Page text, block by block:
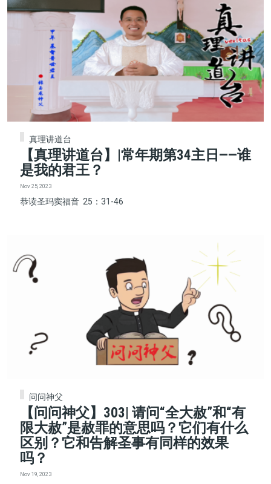
真理讲道台
【真理讲道台】|常年期第34主日——谁
是我的君王？
Nov 25, 2023
恭读圣玛窦福音 25：31-46
问问神父
【问问神父】303| 请问“全大赦”和“有
限大赦”是赦罪的意思吗？它们有什么
区别？它和告解圣事有同样的效果
吗？
Nov 19, 2023